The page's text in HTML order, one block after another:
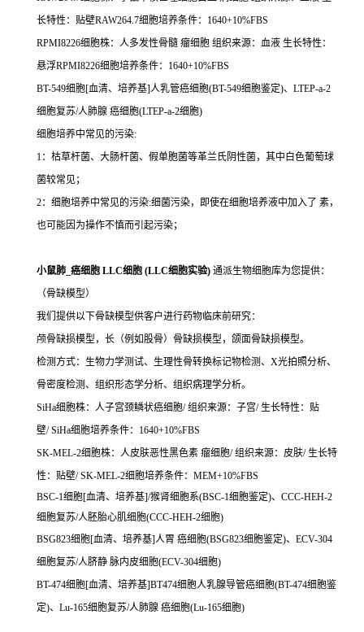
长特性：贴壁RAW264.7细胞培养条件：1640+10%FBS
RPMI8226细胞株：人多发性骨髓 瘤细胞 组织来源：血液 生长特性：
悬浮RPMI8226细胞培养条件：1640+10%FBS
BT-549细胞[血清、培养基]人乳管癌细胞(BT-549细胞鉴定)、LTEP-a-2
细胞复苏/人肺腺 癌细胞(LTEP-a-2细胞)
细胞培养中常见的污染:
1：枯草杆菌、大肠杆菌、假单胞菌等革兰氏阴性菌，其中白色葡萄球
菌较常见；
2：细胞培养中常见的污染:细菌污染，即使在细胞培养液中加入了 素，
也可能因为操作不慎而引起污染；
小鼠肺_癌细胞 LLC细胞 (LLC细胞实验) 通派生物细胞库为您提供：
（骨缺模型）
我们提供以下骨缺模型供客户进行药物临床前研究：
颅骨缺损模型，长（例如股骨）骨缺损模型，颌面骨缺损模型。
检测方式：生物力学测试、生理性骨转换标记物检测、X光拍照分析、
骨密度检测、组织形态学分析、组织病理学分析。
SiHa细胞株：人子宫颈鳞状癌细胞/ 组织来源：子宫/ 生长特性：贴
壁/ SiHa细胞培养条件：1640+10%FBS
SK-MEL-2细胞株：人皮肤恶性黑色素 瘤细胞/ 组织来源：皮肤/ 生长特
性：贴壁/ SK-MEL-2细胞培养条件：MEM+10%FBS
BSC-1细胞[血清、培养基]/猴肾细胞系(BSC-1细胞鉴定)、CCC-HEH-2
细胞复苏/人胚胎心肌细胞(CCC-HEH-2细胞)
BSG823细胞[血清、培养基]人胃 癌细胞(BSG823细胞鉴定)、ECV-304
细胞复苏/人脐静 脉内皮细胞(ECV-304细胞)
BT-474细胞[血清、培养基]BT474细胞人乳腺导管癌细胞(BT-474细胞鉴
定)、Lu-165细胞复苏/人肺腺 癌细胞(Lu-165细胞)